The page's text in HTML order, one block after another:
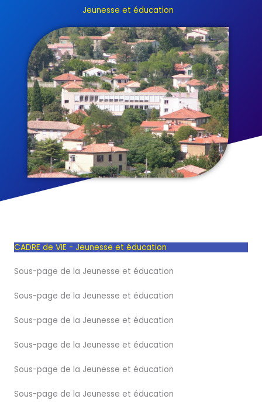
Jeunesse et éducation
CADRE de VIE - Jeunesse et éducation
Sous-page de la Jeunesse et éducation
Sous-page de la Jeunesse et éducation
Sous-page de la Jeunesse et éducation
Sous-page de la Jeunesse et éducation
Sous-page de la Jeunesse et éducation
Sous-page de la Jeunesse et éducation